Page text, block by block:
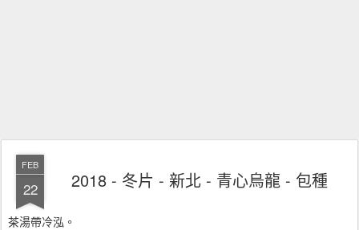
FEB
22 2018 - 冬片 - 新北 - 青心烏龍 - 包種
茶湯帶冷泓。